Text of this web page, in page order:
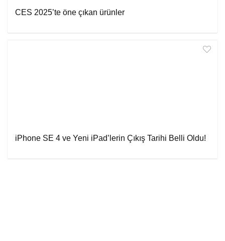
CES 2025’te öne çıkan ürünler
iPhone SE 4 ve Yeni iPad’lerin Çıkış Tarihi Belli Oldu!